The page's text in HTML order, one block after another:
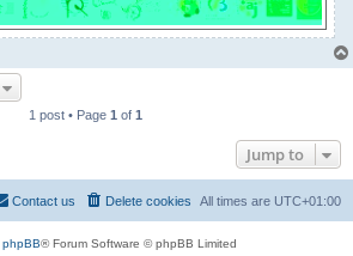
1 post • Page 1 of 1
Jump to
All times are UTC+01:00
Delete cookies
Contact us
phpBB® Forum Software © phpBB Limited